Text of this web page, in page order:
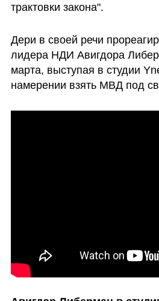
трактовки закона".
Дери в своей речи
лидера НДИ Авигдора
марта, выступая в студии
намерении взять МВД под